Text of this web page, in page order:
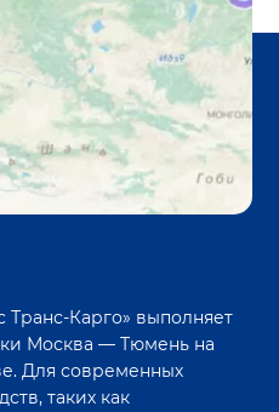
Транс-Карго» выполняет
Москва —Тюмень на
Для современных
таких как